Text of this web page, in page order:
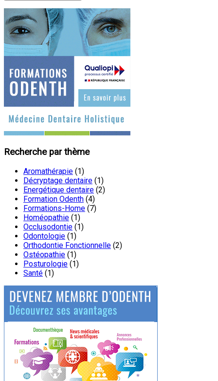
Recherche par thème
Aromathérapie (1)
Décryptage dentaire (1)
Energétique dentaire (2)
Formation Odenth (4)
Formations-Home (7)
Homéopathie (1)
Occlusodontie (1)
Odontologie (1)
Orthodontie Fonctionnelle (2)
Ostéopathie (1)
Posturologie (1)
Santé (1)